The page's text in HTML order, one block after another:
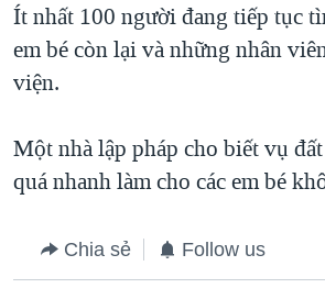
Ít nhất 100 người đang tiếp tục
em bé còn lại và những nhân
viện.
Một nhà lập pháp cho biết vụ
quá nhanh làm cho các em bé
Chia sẻ Follow us